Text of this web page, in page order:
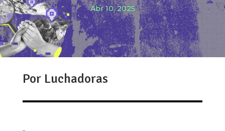
Abr 10, 2025
Por Luchadoras